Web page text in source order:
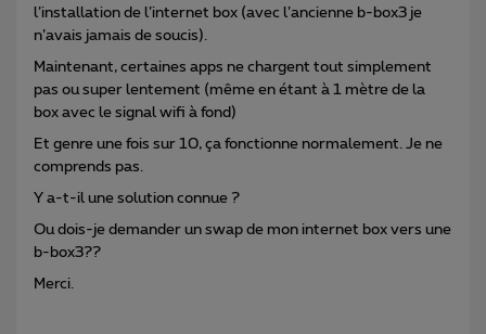
l’installation de l’internet box (avec l’ancienne b-box3 je
n’avais jamais de soucis).
Maintenant, certaines apps ne chargent tout simplement
pas ou super lentement (même en étant à 1 mètre de la
box avec le signal wifi à fond)
Et genre une fois sur 10, ça fonctionne normalement. Je ne
comprends pas.
Y a-t-il une solution connue ?
Ou dois-je demander un swap de mon internet box vers une
b-box3??
Merci.